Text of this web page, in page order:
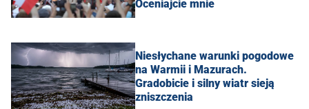
Oceniajcie mnie
Niesłychane warunki pogodowe
na Warmii i Mazurach.
Gradobicie i silny wiatr sieją
zniszczenia